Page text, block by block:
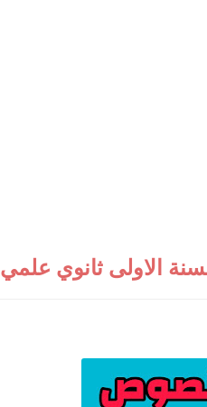
الاولى ثانوي علمي